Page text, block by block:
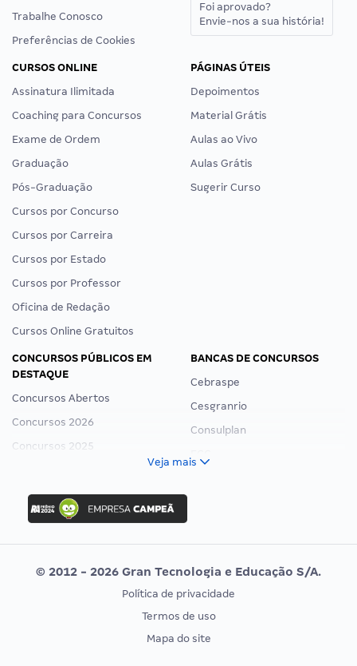
Trabalhe Conosco
Preferências de Cookies
Foi aprovado?
Envie-nos a sua história!
CURSOS ONLINE
Assinatura Ilimitada
Coaching para Concursos
Exame de Ordem
Graduação
Pós-Graduação
Cursos por Concurso
Cursos por Carreira
Cursos por Estado
Cursos por Professor
Oficina de Redação
Cursos Online Gratuitos
PÁGINAS ÚTEIS
Depoimentos
Material Grátis
Aulas ao Vivo
Aulas Grátis
Sugerir Curso
CONCURSOS PÚBLICOS EM
DESTAQUE
Concursos Abertos
Concursos 2026
Concursos 2025
Concurso Ibama
Concurso MPU
Editais publicados
BANCAS DE CONCURSOS
Cebraspe
Cesgranrio
Consulplan
Vunesp
CONCURSOS POR PROFISSÃO
EXAME DE ORDEM
Veja mais
© 2012 - 2026 Gran Tecnologia e Educação S/A.
Política de privacidade
Termos de uso
Mapa do site